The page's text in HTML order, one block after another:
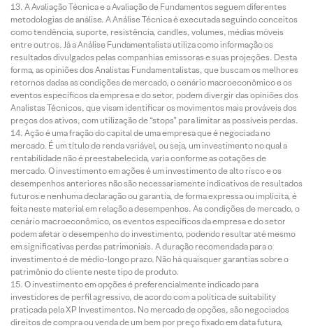
A Avaliação Técnica e a Avaliação de Fundamentos seguem diferentes
metodologias de análise. A Análise Técnica é executada seguindo conceitos
como tendência, suporte, resistência, candles, volumes, médias móveis
entre outros. Já a Análise Fundamentalista utiliza como informação os
resultados divulgados pelas companhias emissoras e suas projeções. Desta
forma, as opiniões dos Analistas Fundamentalistas, que buscam os melhores
retornos dadas as condições de mercado, o cenário macroeconômico e os
eventos específicos da empresa e do setor, podem divergir das opiniões dos
Analistas Técnicos, que visam identificar os movimentos mais prováveis dos
preços dos ativos, com utilização de “stops” para limitar as possíveis perdas.
Ação é uma fração do capital de uma empresa que é negociada no
mercado. É um título de renda variável, ou seja, um investimento no qual a
rentabilidade não é preestabelecida, varia conforme as cotações de
mercado. O investimento em ações é um investimento de alto risco e os
desempenhos anteriores não são necessariamente indicativos de resultados
futuros e nenhuma declaração ou garantia, de forma expressa ou implícita, é
feita neste material em relação a desempenhos. As condições de mercado, o
cenário macroeconômico, os eventos específicos da empresa e do setor
podem afetar o desempenho do investimento, podendo resultar até mesmo
em significativas perdas patrimoniais. A duração recomendada para o
investimento é de médio-longo prazo. Não há quaisquer garantias sobre o
patrimônio do cliente neste tipo de produto.
O investimento em opções é preferencialmente indicado para
investidores de perfil agressivo, de acordo com a política de suitability
praticada pela XP Investimentos. No mercado de opções, são negociados
direitos de compra ou venda de um bem por preço fixado em data futura,